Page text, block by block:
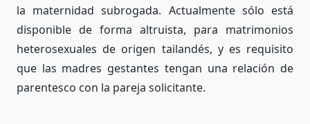
la maternidad subrogada. Actualmente sólo está
disponible de forma altruista, para matrimonios
heterosexuales de origen tailandés, y es requisito
que las madres gestantes tengan una relación de
parentesco con la pareja solicitante.